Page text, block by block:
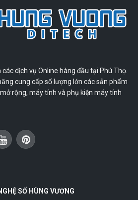
dịch vụ Online hàng đầu tại Phú Thọ.
cung cấp số lượng lớn các sản phẩm
rộng, máy tính và phụ kiện máy tính
SỐ HÙNG VƯƠNG